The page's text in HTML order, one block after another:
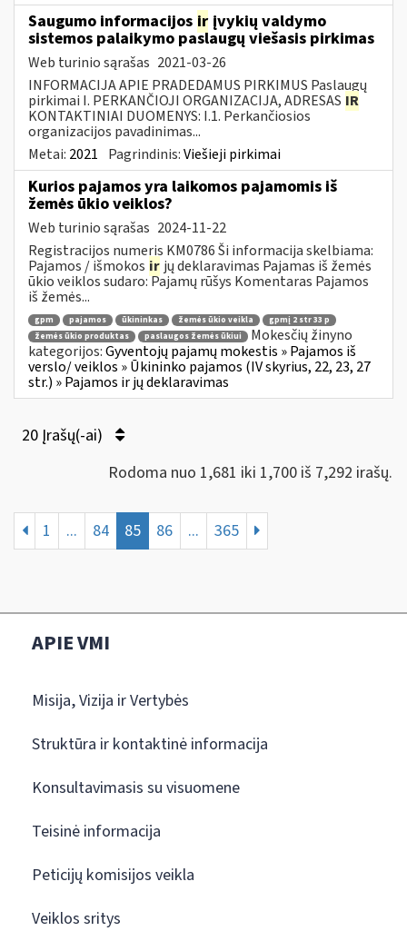
Saugumo informacijos ir įvykių valdymo
sistemos palaikymo paslaugų viešasis pirkimas
Web turinio sąrašas 2021-03-26
INFORMACIJA APIE PRADEDAMUS PIRKIMUS Paslaugų
pirkimai I. PERKANČIOJI ORGANIZACIJA, ADRESAS IR
KONTAKTINIAI DUOMENYS: I.1. Perkančiosios
organizacijos pavadinimas...
Metai: 2021 Pagrindinis:Viešieji pirkimai
Kurios pajamos yra laikomos pajamomis iš
žemės ūkio veiklos?
Web turinio sąrašas 2024-11-22
Registracijos numeris KM0786 Ši informacija skelbiama:
Pajamos / išmokos ir jų deklaravimas Pajamas iš žemės
ūkio veiklos sudaro: Pajamų rūšys Komentaras Pajamos
iš žemės...
gpm pajamos ūkininkas žemės ūkio veikla
gpmį 2 str 33 p
žemės ūkio produktas
paslaugos žemės ūkiui
Mokesčių žinyno
kategorijos:Gyventojų pajamų mokestis » Pajamos iš
verslo/ veiklos » Ūkininko pajamos (IV skyrius, 22, 23, 27
str.) » Pajamos ir jų deklaravimas
20 Įrašų(-ai)
Rodoma nuo 1,681 iki 1,700 iš 7,292 irašų.
1 ... 84 85 86 ... 365
APIE VMI
Misija, Vizija ir Vertybės
Struktūra ir kontaktinė informacija
Konsultavimasis su visuomene
Teisinė informacija
Peticijų komisijos veikla
Veiklos sritys